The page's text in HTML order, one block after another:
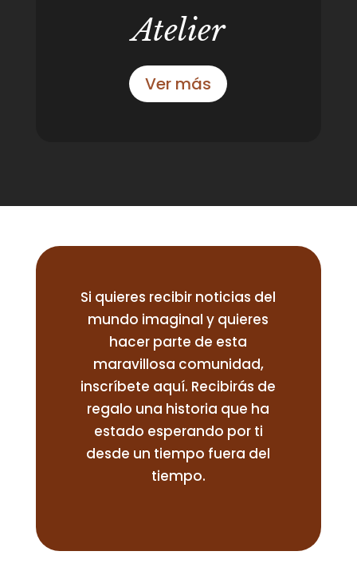
Atelier
Ver más
Si quieres recibir noticias del
mundo imaginal y quieres
hacer parte de esta
maravillosa comunidad,
inscríbete aquí. Recibirás de
regalo una historia que ha
estado esperando por ti
desde un tiempo fuera del
tiempo.